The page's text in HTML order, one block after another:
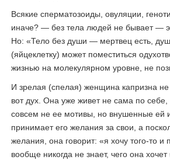
Всякие сперматозоиды, овуляции,
иначе? — без тела людей не бывает —
Но: «Тело без души — мертвец есть,
(яйцеклетку) может поместиться
жизнью на молекулярном уровне, не
И зрелая (спелая) женщина капризна
вот дух. Она уже живет не сама по
совсем не ее мотивы, но внушенные ей
принимает его желания за свои, а
желания, она говорит: «я хочу того-то
вообще никогда не знает, чего она